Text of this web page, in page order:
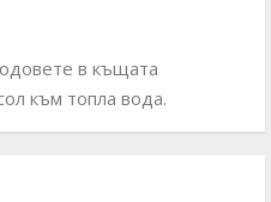
в къщата
към топла вода.